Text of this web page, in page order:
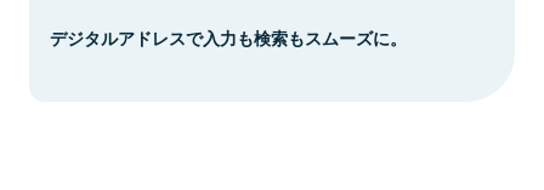
デジタルアドレスで入力も検索もスムーズに。